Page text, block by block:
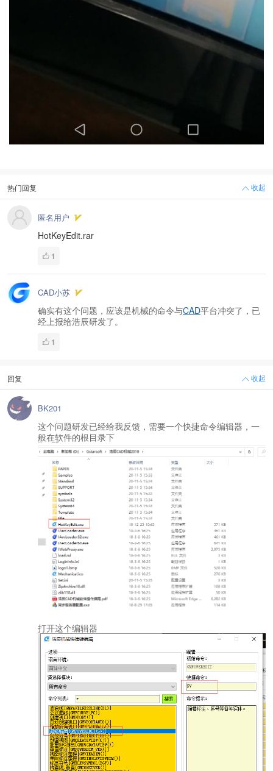
热门回复 收起
匿名用户
HotKeyEdit.rar
1
CAD小苏
确实有这个问题，应该是机械的命令与CAD平台冲突了，已
经上报给浩辰研发了。
1
回复 收起
BK201
这个问题研发已经给我反馈，需要一个快捷命令编辑器，一
般在软件的根目录下
打开这个编辑器